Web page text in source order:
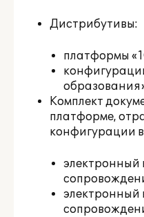
Дистрибутивы:
платформы
Комплект
платформе,
конфигурации
электронный
электронный